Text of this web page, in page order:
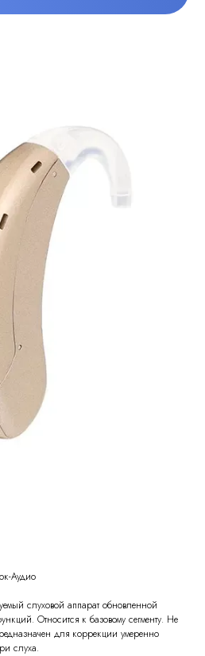
Аудио
слуховой аппарат обновленной
Относится к базовому сегменту. Не
для коррекции умеренно
слуха.